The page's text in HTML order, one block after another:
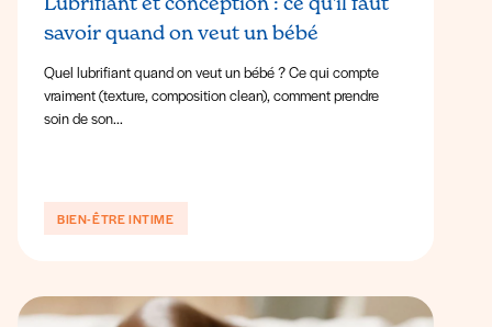
savoir quand on veut un bébé
Quel lubrifiant quand on veut un bébé ? Ce qui compte
vraiment (texture, composition clean), comment prendre
soin de son...
BIEN-ÊTRE INTIME